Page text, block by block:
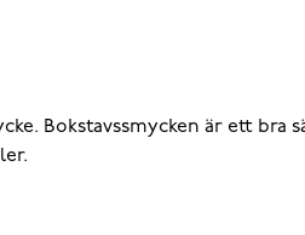
Bokstavssmycken är ett